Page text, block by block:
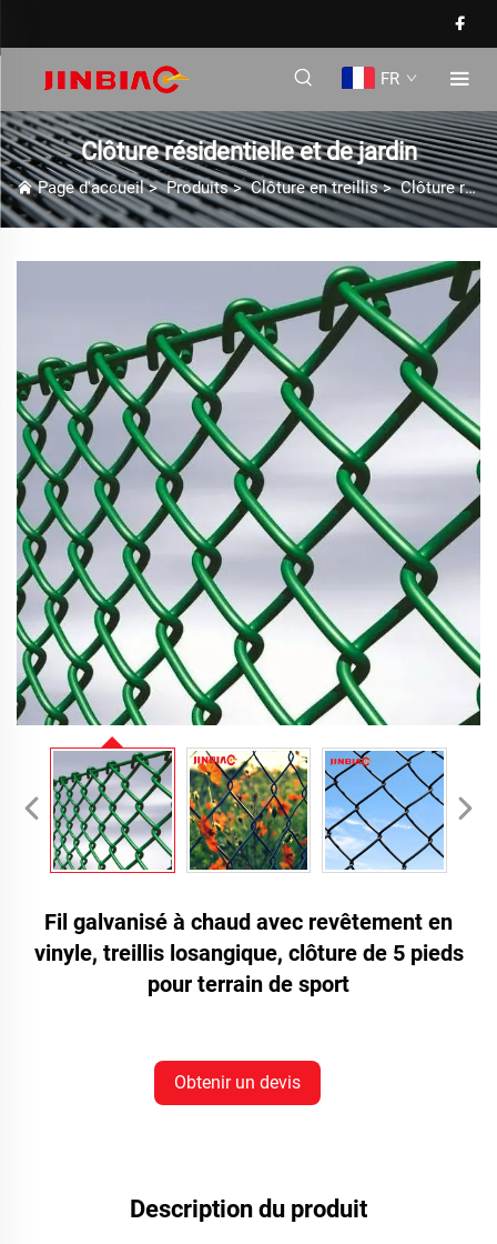
FR
Clôture résidentielle et de jardin
Page d'accueil>Produits>Clôture en treillis>Clôture résidentielle et de jardin
Fil galvanisé à chaud avec revêtement en
vinyle, treillis losangique, clôture de 5 pieds
pour terrain de sport
Obtenir un devis
Description du produit